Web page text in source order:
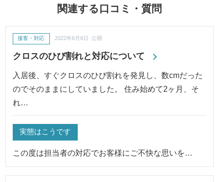
関連する口コミ・質問
クロスのひび割れと対応について
接客・対応 2022年6月6日 公開
入居後、すぐクロスのひび割れを発見し、数cmだった
のでそのままにしていました。 住み始めて2ヶ月、そ
れ…
実態はこうです
この度は担当者の対応でお客様にご不快な思いを…